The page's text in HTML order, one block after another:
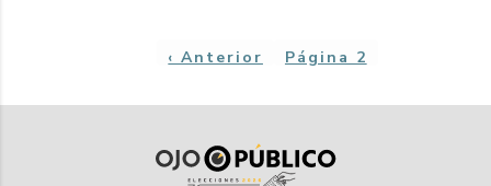
Página
‹ Anterior Página 2